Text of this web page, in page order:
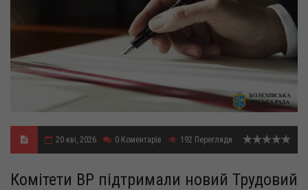
20 кві, 2026 0 Коментарів 192 Перегляди
Комітети ВР підтримали новий Трудовий